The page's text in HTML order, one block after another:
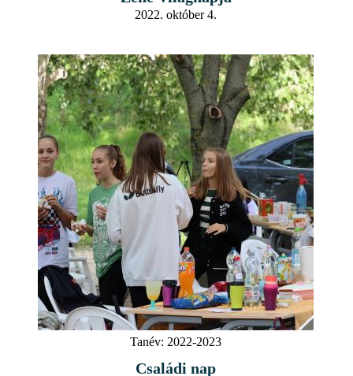
2022. október 4.
Tanév: 2022-2023
Családi nap